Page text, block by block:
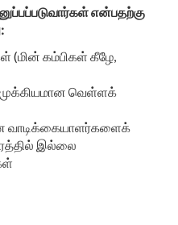
என்பதற்கு
(மின் கம்பிகள் கீழே,
வெள்ளக்
இல்லை